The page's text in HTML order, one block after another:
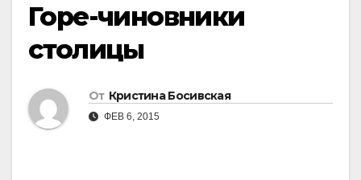
Горе-чиновники
столицы
От Кристина Босивская
ФЕВ 6, 2015